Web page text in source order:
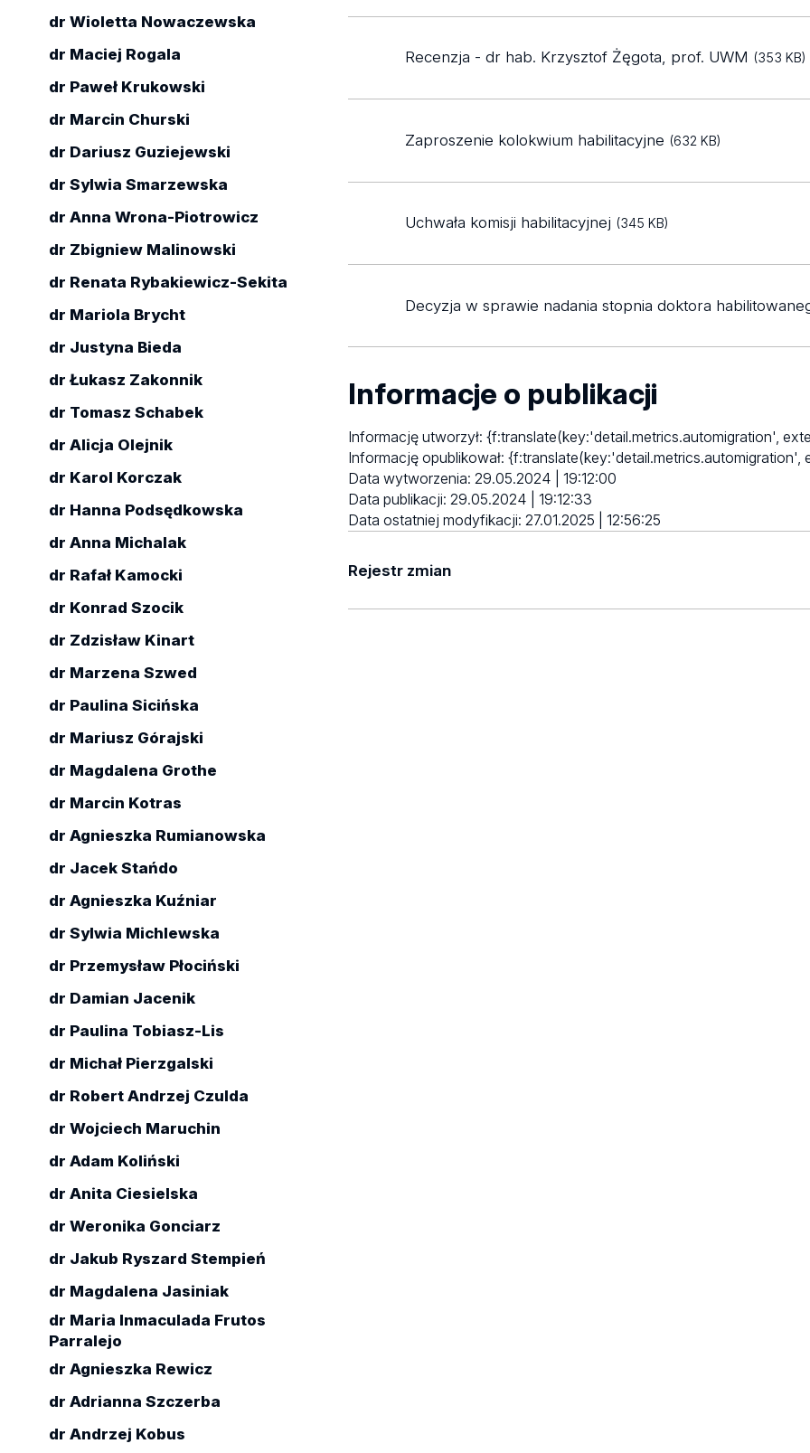
dr Wioletta Nowaczewska
dr Maciej Rogala
dr Paweł Krukowski
dr Marcin Churski
dr Dariusz Guziejewski
dr Sylwia Smarzewska
dr Anna Wrona-Piotrowicz
dr Zbigniew Malinowski
dr Renata Rybakiewicz-Sekita
dr Mariola Brycht
dr Justyna Bieda
dr Łukasz Zakonnik
dr Tomasz Schabek
dr Alicja Olejnik
dr Karol Korczak
dr Hanna Podsędkowska
dr Anna Michalak
dr Rafał Kamocki
dr Konrad Szocik
dr Zdzisław Kinart
dr Marzena Szwed
dr Paulina Sicińska
dr Mariusz Górajski
dr Magdalena Grothe
dr Marcin Kotras
dr Agnieszka Rumianowska
dr Jacek Stańdo
dr Agnieszka Kuźniar
dr Sylwia Michlewska
dr Przemysław Płociński
dr Damian Jacenik
dr Paulina Tobiasz-Lis
dr Michał Pierzgalski
dr Robert Andrzej Czulda
dr Wojciech Maruchin
dr Adam Koliński
dr Anita Ciesielska
dr Weronika Gonciarz
dr Jakub Ryszard Stempień
dr Magdalena Jasiniak
dr Maria Inmaculada Frutos
Parralejo
dr Agnieszka Rewicz
dr Adrianna Szczerba
dr Andrzej Kobus
Recenzja - dr hab. Krzysztof Żęgota, prof. UWM (353 KB)
Zaproszenie kolokwium habilitacyjne (632 KB)
Uchwała komisji habilitacyjnej (345 KB)
Decyzja w sprawie nadania stopnia doktora
Informacje o publikacji
Informację utworzył:{f:translate(key:'detail.metrics.automigration',
Informację opublikował:{f:translate(key:'detail.metrics.automigration',
Data wytworzenia:29.05.2024 | 19:12:00
Data publikacji:29.05.2024 | 19:12:33
Data ostatniej modyfikacji:27.01.2025 | 12:56:25
Rejestr zmian